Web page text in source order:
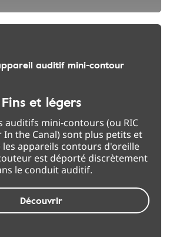
auditif mini-contour
Fins et légers
auditifs mini-contours (ou RIC
In the Canal) sont plus petits et
les appareils contours d'oreille
est déporté discrètement
le conduit auditif.
Découvrir